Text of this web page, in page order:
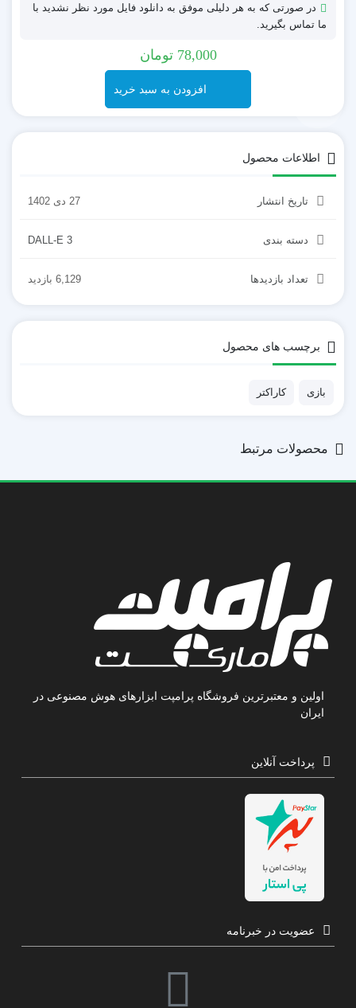
در صورتی که به هر دلیلی موفق به دانلود فایل مورد نظر نشدید با
ما تماس بگیرید.
78,000 تومان
افزودن به سبد خرید
اطلاعات محصول
تاریخ انتشار 27 دی 1402
دسته بندی DALL-E 3
تعداد بازدیدها 6,129 بازدید
برچسب های محصول
بازی کاراکتر
محصولات مرتبط
اولین و معتبرترین فروشگاه پرامپت ابزارهای هوش مصنوعی در
ایران
پرداخت آنلاین
عضویت در خبرنامه